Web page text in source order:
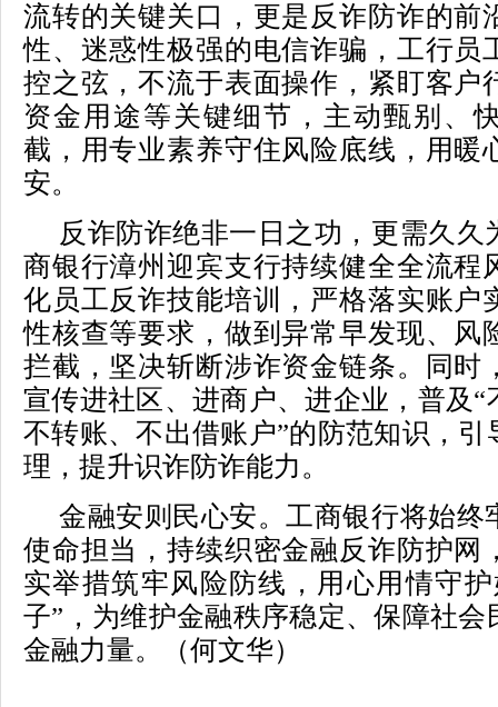
流转的关键关口，更是反诈防诈的前
性、迷惑性极强的电信诈骗，工行员
控之弦，不流于表面操作，紧盯客户
资金用途等关键细节，主动甄别、
截，用专业素养守住风险底线，用暖
安。
反诈防诈绝非一日之功，更需久久
商银行漳州迎宾支行持续健全全流程
化员工反诈技能培训，严格落实账户
性核查等要求，做到异常早发现、风
拦截，坚决斩断涉诈资金链条。同时
宣传进社区、进商户、进企业，普及“
不转账、不出借账户”的防范知识，引
理，提升识诈防诈能力。
金融安则民心安。工商银行将始终
使命担当，持续织密金融反诈防护网
实举措筑牢风险防线，用心用情守
子”，为维护金融秩序稳定、保障社会
金融力量。（何文华）